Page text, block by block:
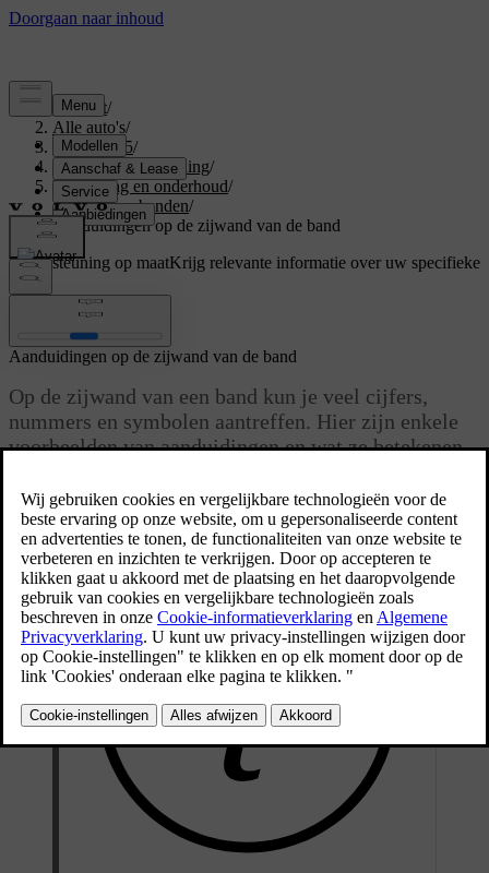
Support/
Alle auto's/
EX40 2025/
Gebruikershandleiding/
Verzorging en onderhoud/
Wielen en banden/
Aanduidingen op de zijwand van de band
Ondersteuning op maatKrijg relevante informatie over uw specifieke
auto.
Aanduidingen op de zijwand van de band
Op de zijwand van een band kun je veel cijfers,
nummers en symbolen aantreffen. Hier zijn enkele
voorbeelden van aanduidingen en wat ze betekenen.